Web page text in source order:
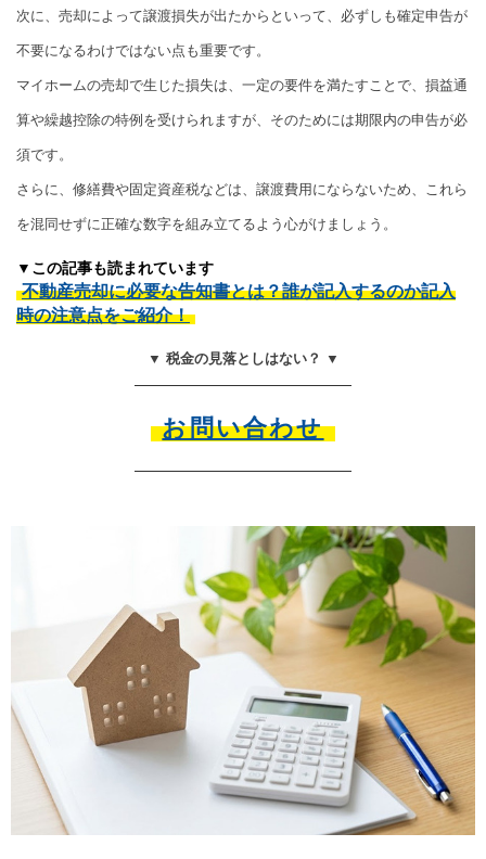
次に、売却によって譲渡損失が出たからといって、必ずしも確定申告が
不要になるわけではない点も重要です。
マイホームの売却で生じた損失は、一定の要件を満たすことで、損益通
算や繰越控除の特例を受けられますが、そのためには期限内の申告が必
須です。
さらに、修繕費や固定資産税などは、譲渡費用にならないため、これら
を混同せずに正確な数字を組み立てるよう心がけましょう。
▼この記事も読まれています
不動産売却に必要な告知書とは？誰が記入するのか記入
時の注意点をご紹介！
▼ 税金の見落としはない？ ▼
お問い合わせ